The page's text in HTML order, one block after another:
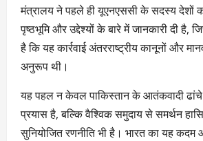
मंत्रालय ने पहले ही यूएनएससी के सदस्य देशों
पृष्ठभूमि और उद्देश्यों के बारे में जानकारी दी है,
है कि यह कार्रवाई अंतरराष्ट्रीय कानूनों और
अनुरूप थी।
यह पहल न केवल पाकिस्तान के आतंकवादी
प्रयास है, बल्कि वैश्विक समुदाय से समर्थन
सुनियोजित रणनीति भी है। भारत का यह